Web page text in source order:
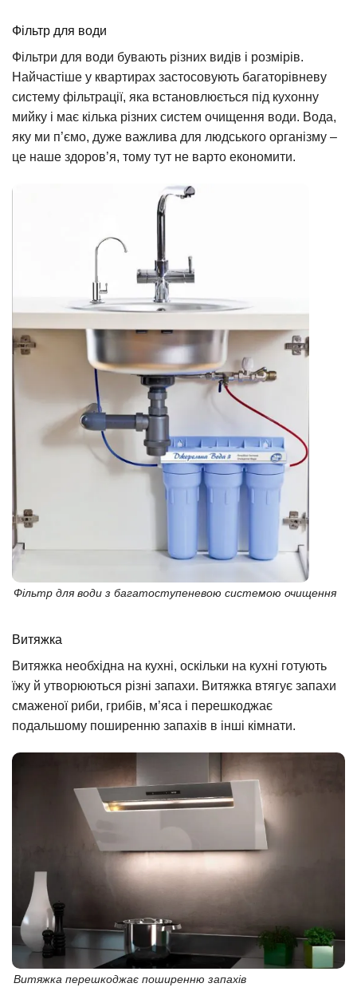
Фільтр для води
Фільтри для води бувають різних видів і розмірів.
Найчастіше у квартирах застосовують багаторівневу
систему фільтрації, яка встановлюється під кухонну
мийку і має кілька різних систем очищення води. Вода,
яку ми п’ємо, дуже важлива для людського організму –
це наше здоров’я, тому тут не варто економити.
Фільтр для води з багатоступеневою системою очищення
Витяжка
Витяжка необхідна на кухні, оскільки на кухні готують
їжу й утворюються різні запахи. Витяжка втягує запахи
смаженої риби, грибів, м’яса і перешкоджає
подальшому поширенню запахів в інші кімнати.
Витяжка перешкоджає поширенню запахів